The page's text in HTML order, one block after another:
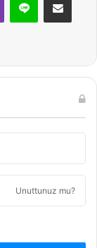
Unuttunuz mu?